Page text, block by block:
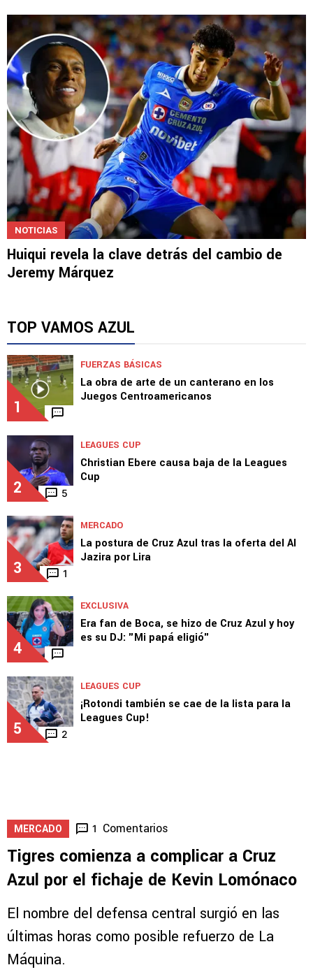
"Jeremy Márquez tiene más chances de salir
que Erik Lira"
Huiqui revela la clave detrás del cambio de
Jeremy Márquez
TOP VAMOS AZUL
1
La obra de arte de un canterano en los
Juegos Centroamericanos
2 5
Christian Ebere causa baja de la Leagues
Cup
3 1
La postura de Cruz Azul tras la oferta del Al
Jazira por Lira
4
Era fan de Boca, se hizo de Cruz Azul y hoy
es su DJ: "Mi papá eligió"
MERCADO Comentarios
Tigres comienza a complicar a Cruz
Azul por el fichaje de Kevin Lomónaco